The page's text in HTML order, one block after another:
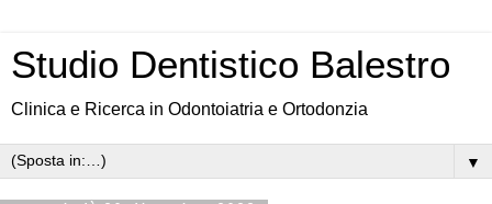
Studio Dentistico Balestro
Clinica e Ricerca in Odontoiatria e Ortodonzia
▼